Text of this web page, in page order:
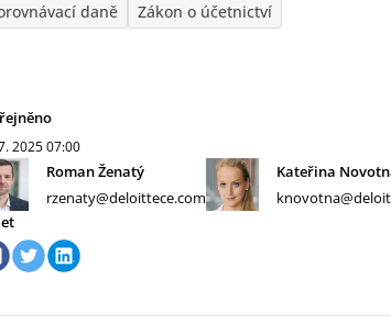
daně Zákon o účetnictví
202507:00
Roman Ženatý
rzenaty@deloittece.com
Kateřina